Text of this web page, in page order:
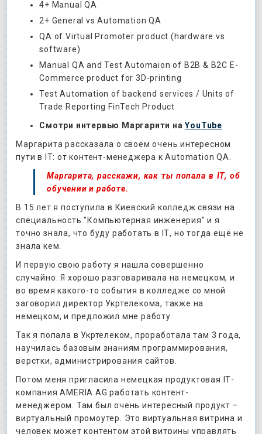
4+ Manual QA
2+ General vs Automation QA
QA of Virtual Promoter product (hardware vs
software)
Manual QA and Test Automaion of B2B & B2C E-
Commerce product for 3D-printing
Test Automation of backend services / Units of
Trade Reporting FinTech Product
Смотри интервью Маргарити на YouTube
Маргарита рассказала о своем очень интересном
пути в ІТ: от контент-менеджера к Automation QA.
Маргарита, расскажи, как ты попала в ІТ, об
обучении и работе.
В 15 лет я поступила в Киевский колледж связи на
специальность "Компьютерная инженерия" и я
точно знала, что буду работать в ІТ, но тогда ещё не
знала кем.
И первую свою работу я нашла совершенно
случайно. Я хорошо разговаривала на немецком, и
во время какого-то события в колледже со мной
заговорил директор Укртелекома, также на
немецком, и предложил мне работу.
Так я попала в Укртелеком, проработала там 3 года,
научилась базовым знаниям программирования,
верстки, администрирования сайтов.
Потом меня пригласила немецкая продуктовая ІТ-
компания AMERIA AG работать контент-
менеджером. Там был очень интересный продукт –
виртуальный промоутер. Это виртуальная витрина и
человек может контентом этой витрины управлять